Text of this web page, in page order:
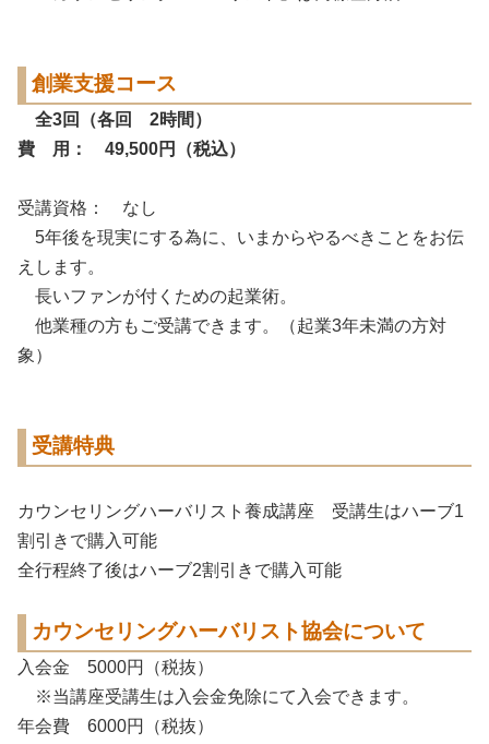
創業支援コース
全3回（各回 2時間）
費 用： 49,500円（税込）
受講資格： なし
5年後を現実にする為に、いまからやるべきことをお伝
えします。
長いファンが付くための起業術。
他業種の方もご受講できます。（起業3年未満の方対
象）
受講特典
カウンセリングハーバリスト養成講座 受講生はハーブ1
割引きで購入可能
全行程終了後はハーブ2割引きで購入可能
カウンセリングハーバリスト協会について
入会金 5000円（税抜）
※当講座受講生は入会金免除にて入会できます。
年会費 6000円（税抜）